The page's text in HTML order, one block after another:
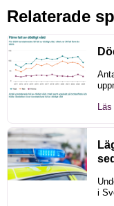
Relaterade
i